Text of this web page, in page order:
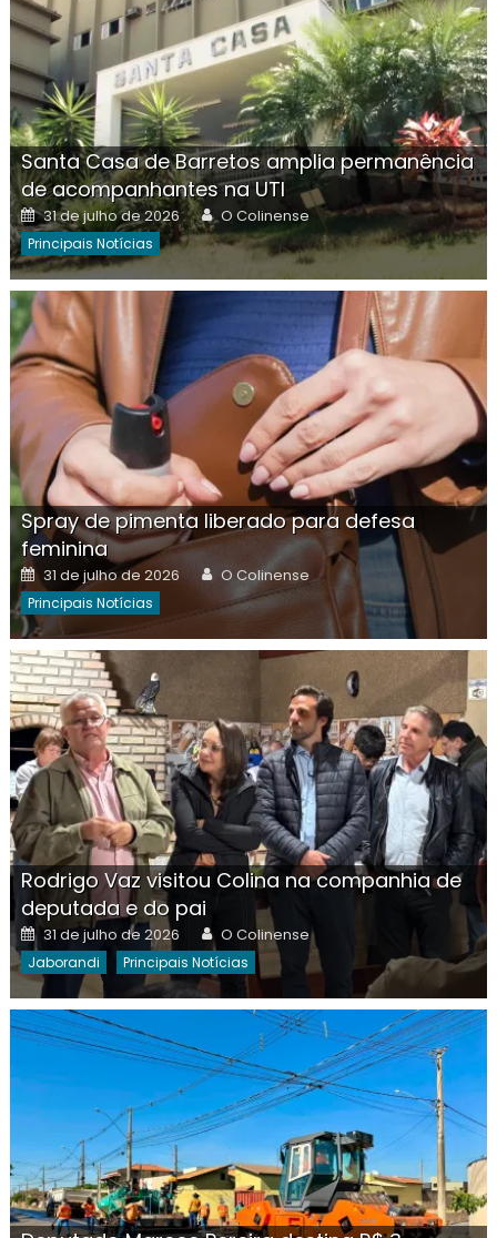
Santa Casa de Barretos amplia permanência
de acompanhantes na UTI
Posted
on
31 de julho de 2026 Author
O Colinense
Principais Notícias
Spray de pimenta liberado para defesa
feminina
Posted
on
31 de julho de 2026 Author
O Colinense
Principais Notícias
Rodrigo Vaz visitou Colina na companhia de
deputada e do pai
Posted
on
31 de julho de 2026 Author
O Colinense
Jaborandi Principais Notícias